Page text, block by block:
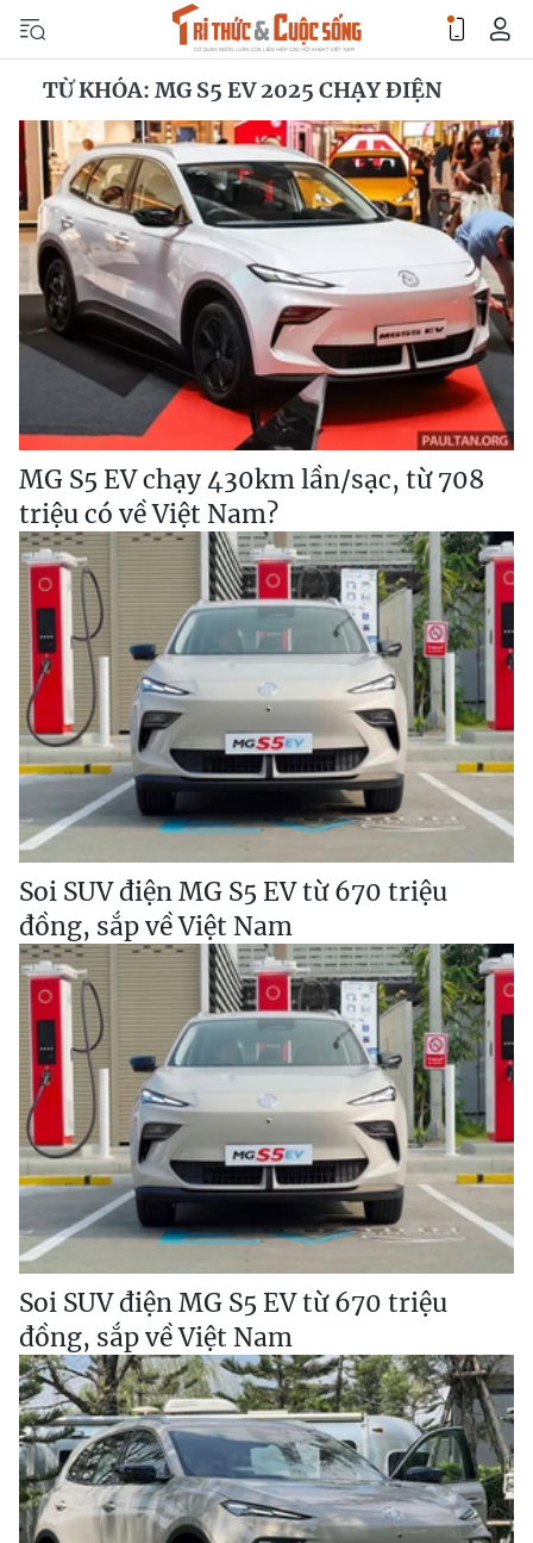
TỪ KHÓA: MG S5 EV 2025 CHẠY ĐIỆN
MG S5 EV chạy 430km lần/sạc, từ 708
triệu có về Việt Nam?
Soi SUV điện MG S5 EV từ 670 triệu
đồng, sắp về Việt Nam
Soi SUV điện MG S5 EV từ 670 triệu
đồng, sắp về Việt Nam